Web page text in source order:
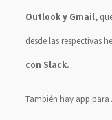
Outlook y Gmail,
desde las respectivas
con Slack.
También hay app para